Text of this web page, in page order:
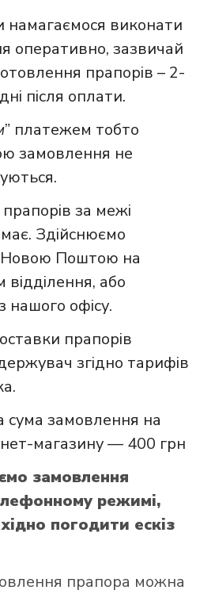
виконати
оперативно, зазвичай
прапорів – 2-
після оплати.
” платежем тобто
замовлення не
за межі
Здійснюємо
Новою Поштою на
або
нашого офісу.
прапорів
згідно тарифів
сума замовлення на
магазину — 400 грн
замовлення
режимі,
погодити ескіз
прапора можна